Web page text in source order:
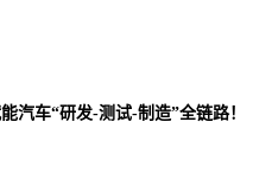
汽车“研发-测试-制造”全链路！